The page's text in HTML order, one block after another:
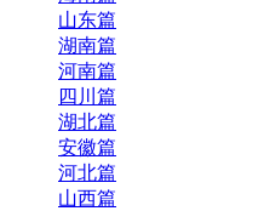
山东篇
湖南篇
河南篇
四川篇
湖北篇
安徽篇
河北篇
山西篇